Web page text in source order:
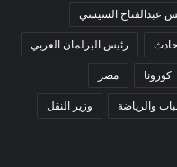
عبدالفتاح السيسي
حادث رئيس البرلمان العربي
كورونا مصر
والرياضة وزير النقل